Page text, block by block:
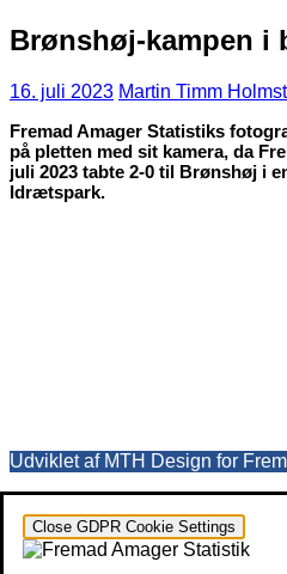
Brønshøj-kampen i
16. juli 2023 Martin Timm
Fremad Amager Statistiks
på pletten med sit kamera, da
juli 2023 tabte 2-0 til Brønshøj i
Idrætspark.
Udviklet af MTH Design for
Close GDPR Cookie Settings